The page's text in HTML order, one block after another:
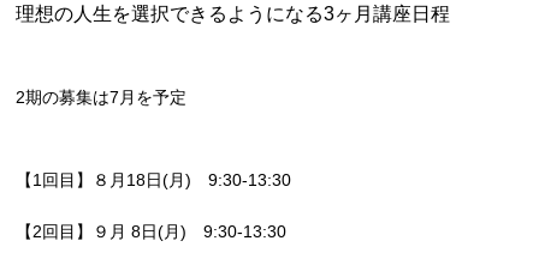
理想の人生を選択できるようになる3ヶ月講座日程
2期の募集は7月を予定
【1回目】８月18日(月) 9:30‐13:30
【2回目】９月 8日(月) 9:30‐13:30